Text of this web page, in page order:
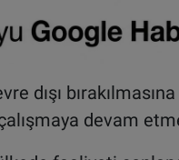
dışı
devam